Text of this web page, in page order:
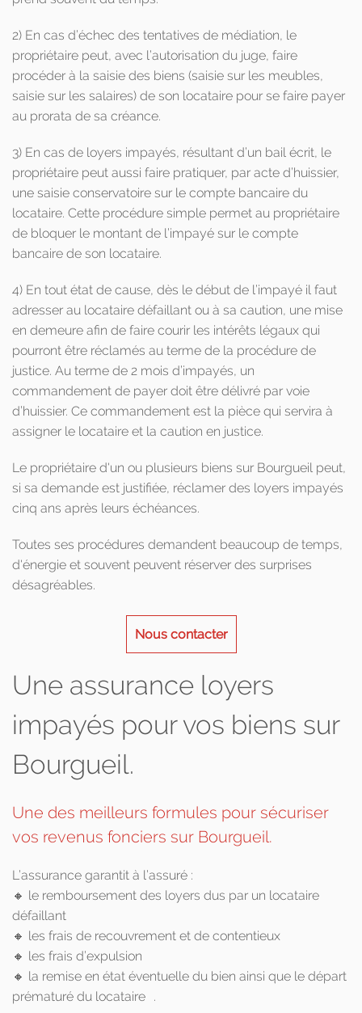
2) En cas d’échec des tentatives de médiation, le
propriétaire peut, avec l’autorisation du juge, faire
procéder à la saisie des biens (saisie sur les meubles,
saisie sur les salaires) de son locataire pour se faire payer
au prorata de sa créance.
3) En cas de loyers impayés, résultant d’un bail écrit, le
propriétaire peut aussi faire pratiquer, par acte d’huissier,
une saisie conservatoire sur le compte bancaire du
locataire. Cette procédure simple permet au propriétaire
de bloquer le montant de l’impayé sur le compte
bancaire de son locataire.
4) En tout état de cause, dès le début de l’impayé il faut
adresser au locataire défaillant ou à sa caution, une mise
en demeure afin de faire courir les intérêts légaux qui
pourront être réclamés au terme de la procédure de
justice. Au terme de 2 mois d’impayés, un
commandement de payer doit être délivré par voie
d’huissier. Ce commandement est la pièce qui servira à
assigner le locataire et la caution en justice.
Le propriétaire d'un ou plusieurs biens sur Bourgueil peut,
si sa demande est justifiée, réclamer des loyers impayés
cinq ans après leurs échéances.
Toutes ses procédures demandent beaucoup de temps,
d'énergie et souvent peuvent réserver des surprises
désagréables.
Nous contacter
Une assurance loyers
impayés pour vos biens sur
Bourgueil.
Une des meilleurs formules pour sécuriser
vos revenus fonciers sur Bourgueil.
L’assurance garantit à l’assuré :
🔸 le remboursement des loyers dus par un locataire
défaillant
🔸 les frais de recouvrement et de contentieux
🔸 les frais d’expulsion
🔸 la remise en état éventuelle du bien ainsi que le départ
prématuré du locataire .